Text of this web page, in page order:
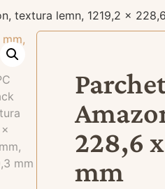
textura lemn, 1219,2 x
228,6
mm